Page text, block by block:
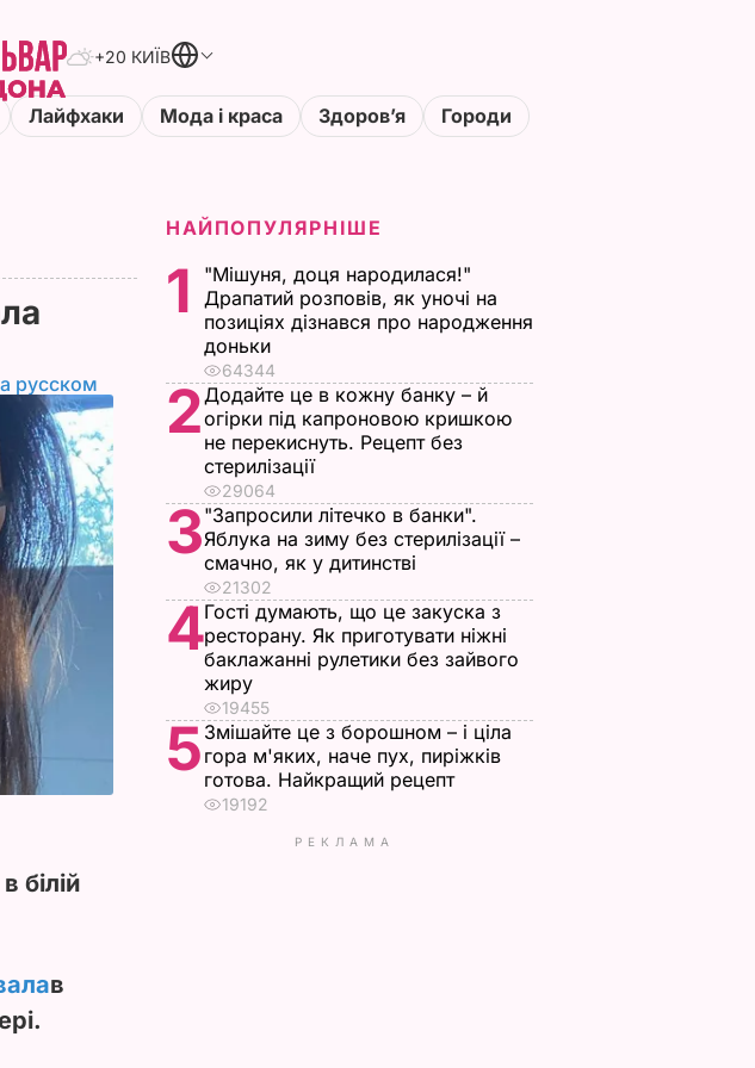
+20 КИЇВ
Лайфхаки Мода і краса Здоровʼя Городи
русском
білій
в
НАЙПОПУЛЯРНІШЕ
1
"Мішуня, доця народилася!"
Драпатий розповів, як уночі на
позиціях дізнався про народження
доньки
64344
2Додайте це в кожну банку – й
огірки під капроновою кришкою
не перекиснуть. Рецепт без
стерилізації
29064
3"Запросили літечко в банки".
Яблука на зиму без стерилізації –
смачно, як у дитинстві
21302
4Гості думають, що це закуска з
ресторану. Як приготувати ніжні
баклажанні рулетики без зайвого
жиру
19455
5 Змішайте це з борошном – і ціла
гора м'яких, наче пух, пиріжків
готова. Найкращий рецепт
19192
РЕКЛАМА